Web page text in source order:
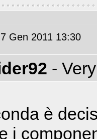
Gen 2011 13:30
-
è
i